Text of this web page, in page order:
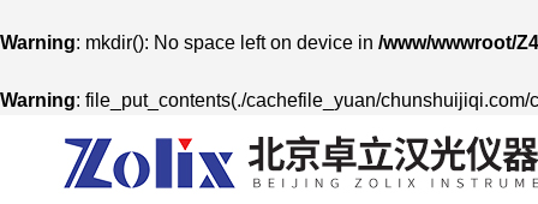
Warning: mkdir(): No space left on device in /www/wwwroot/
Warning: file_put_contents(./cachefile_yuan/